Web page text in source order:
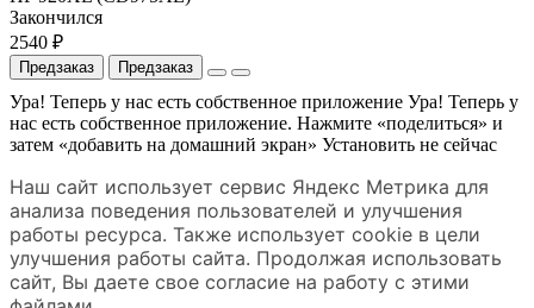
Закончился
2540 ₽
Предзаказ Предзаказ
Ура! Теперь у нас есть собственное приложение Ура! Теперь у
нас есть собственное приложение. Нажмите «поделиться» и
затем «добавить на домашний экран» Установить не сейчас
Наш сайт использует сервис Яндекс Метрика для
анализа поведения пользователей и улучшения
работы ресурса. Также использует cookie в цели
улучшения работы сайта. Продолжая использовать
сайт, Вы даете свое согласие на работу с этими